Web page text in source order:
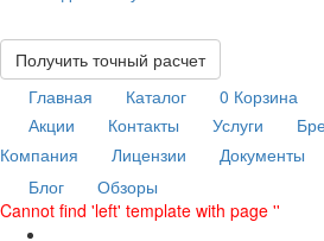
Получить точный расчет
Главная
Каталог 0 Корзина
Акции
Контакты Услуги
Компания
Лицензии Документы
Блог
Обзоры
Cannot find 'left' template with page ''